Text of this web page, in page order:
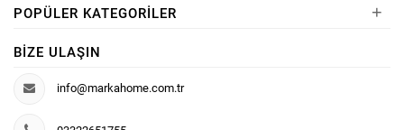
POPÜLER KATEGORILER +
BIZE ULAŞIN
info@markahome.com.tr